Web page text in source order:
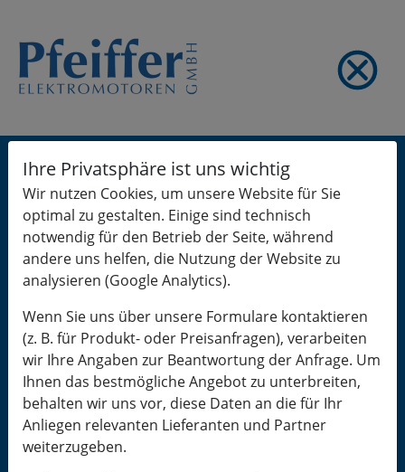
Ihre Privatsphäre ist uns wichtig
Wir nutzen Cookies, um unsere Website für Sie
optimal zu gestalten. Einige sind technisch
notwendig für den Betrieb der Seite, während
andere uns helfen, die Nutzung der Website zu
analysieren (Google Analytics).
Wenn Sie uns über unsere Formulare kontaktieren
(z. B. für Produkt- oder Preisanfragen), verarbeiten
wir Ihre Angaben zur Beantwortung der Anfrage. Um
Ihnen das bestmögliche Angebot zu unterbreiten,
behalten wir uns vor, diese Daten an die für Ihr
Anliegen relevanten Lieferanten und Partner
weiterzugeben.
Produkte
Service
Pfeiffer
Impressum / Datenschutz